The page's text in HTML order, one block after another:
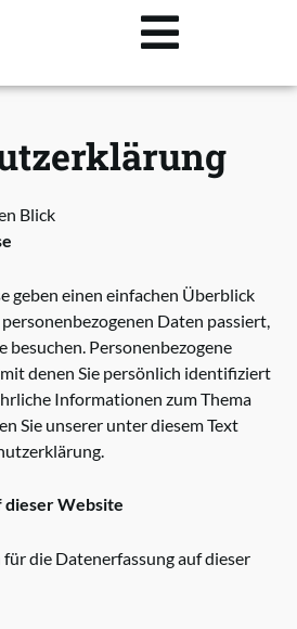
Blick
geben einen einfachen Überblick
Daten passiert,
besuchen. Personenbezogene
denen Sie persönlich identifiziert
Informationen zum Thema
Sie unserer unter diesem Text
dieser Website
die Datenerfassung auf dieser